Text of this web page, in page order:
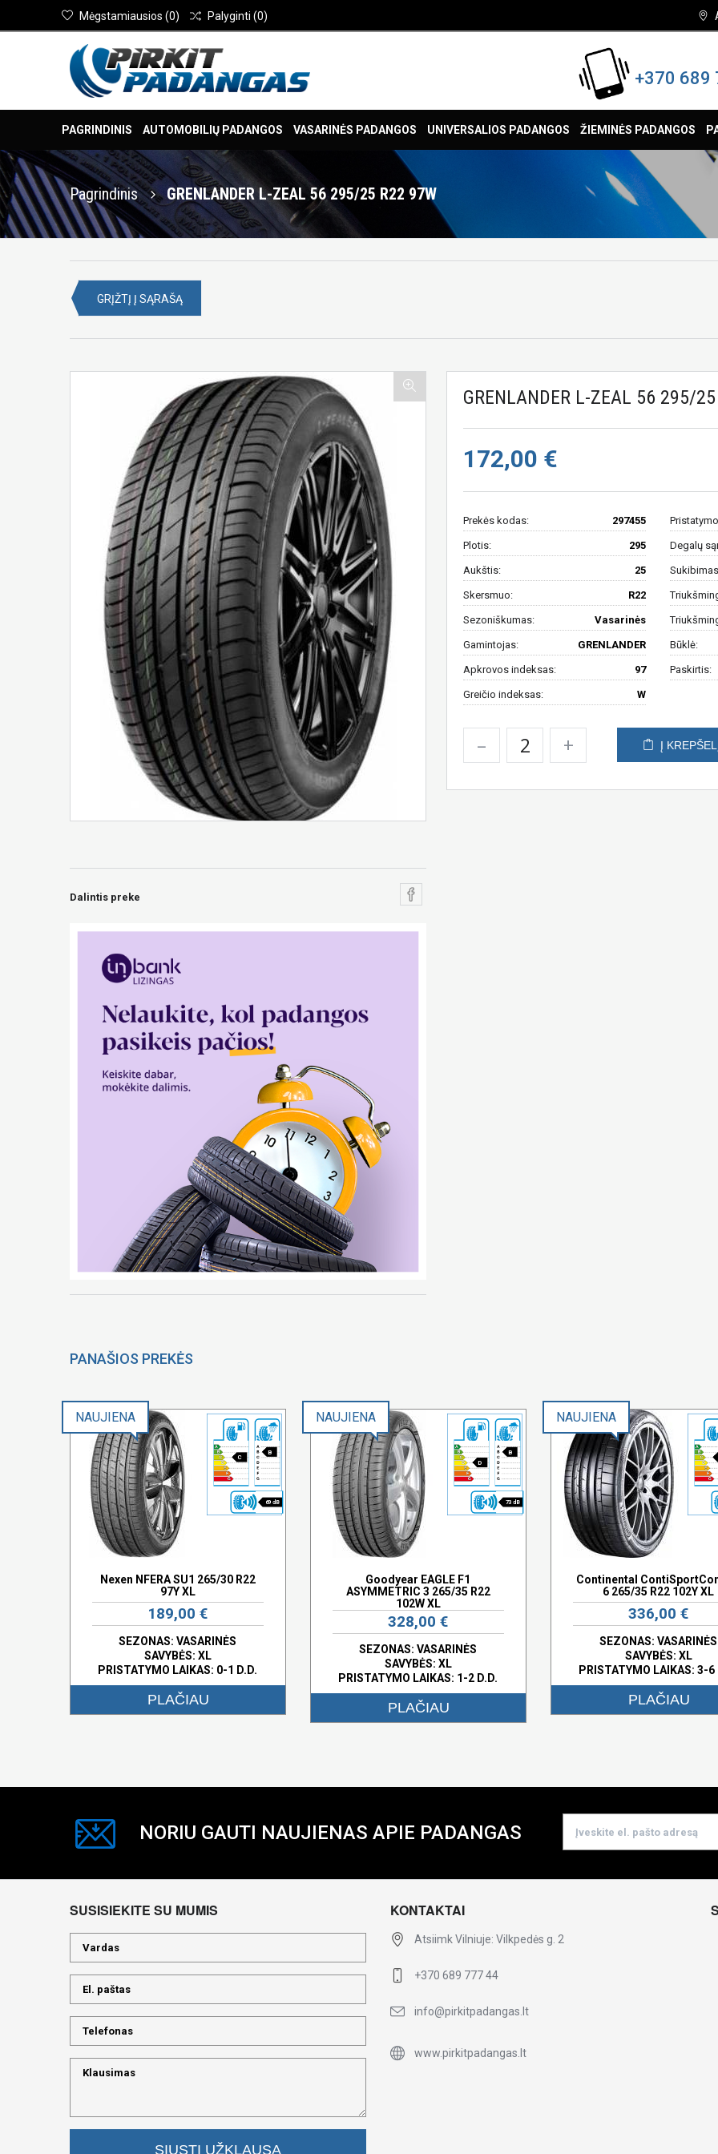
Mėgstamiausios (0) Palyginti (0)
+370 689
PAGRINDINIS AUTOMOBILIŲ PADANGOS VASARINĖS PADANGOS UNIVERSALIOS PADANGOS ŽIEMINĖS PADANGOS
Pagrindinis GRENLANDER L-ZEAL 56 295/25 R22 97W
GRĮŽTĮ Į SĄRAŠĄ
Dalintis preke
GRENLANDER L-ZEAL 56 295/
172,00 €
Prekės kodas: 297455
Plotis: 295
Aukštis: 25
Skersmuo: R22
Sezoniškumas: Vasarinės
Gamintojas: GRENLANDER
Apkrovos indeksas: 97
Greičio indeksas: W
Degalų
Būklė:
Paskirtis:
– + Į
PANAŠIOS PREKĖS
C
B
69 dB
NAUJIENA
Nexen NFERA SU1 265/30 R22
97Y XL
189,00 €
SEZONAS: VASARINĖS
SAVYBĖS: XL
PRISTATYMO LAIKAS: 0-1 D.D.
PLAČIAU
D
B
73 dB
NAUJIENA
Goodyear EAGLE F1
ASYMMETRIC 3 265/35 R22
102W XL
328,00 €
SEZONAS: VASARINĖS
SAVYBĖS: XL
PRISTATYMO LAIKAS: 1-2 D.D.
PLAČIAU
NAUJIENA
Continental
6 265/35 R22 102Y XL
336,00 €
SEZONAS: VASARINĖS
SAVYBĖS: XL
PRISTATYMO LAIKAS: 3-6
PLAČIAU
NORIU GAUTI NAUJIENAS APIE PADANGAS
SUSISIEKITE SU MUMIS
SIŲSTI UŽKLAUSĄ
KONTAKTAI
Atsiimk Vilniuje: Vilkpedės g. 2
+370 689 777 44
info@pirkitpadangas.lt
www.pirkitpadangas.lt